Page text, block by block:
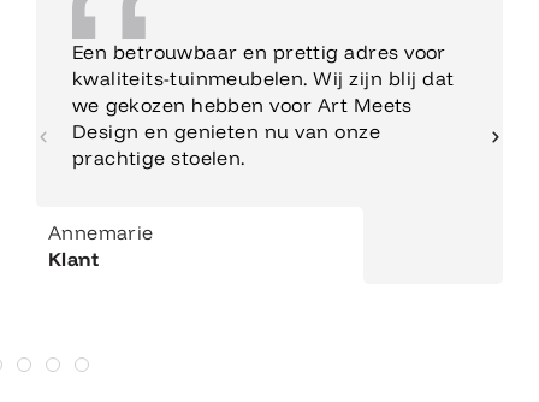
Een betrouwbaar en prettig adres voor
kwaliteits-tuinmeubelen. Wij zijn blij dat
we gekozen hebben voor Art Meets
Design en genieten nu van onze
prachtige stoelen.
Annemarie
Klant